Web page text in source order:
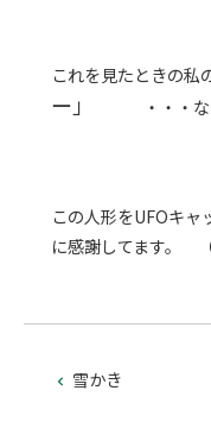
これを見たときの私
ー」
・・・な
この人形をUFOキャ
に感謝してます。
 雪かき